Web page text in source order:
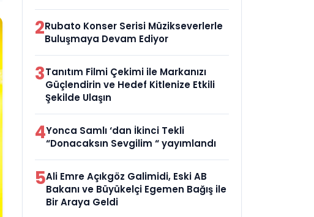
2Rubato Konser Serisi Müzikseverlerle
Buluşmaya Devam Ediyor
3Tanıtım Filmi Çekimi ile Markanızı
Güçlendirin ve Hedef Kitlenize Etkili
Şekilde Ulaşın
4Yonca Samlı ‘dan İkinci Tekli
“Donacaksın Sevgilim “ yayımlandı
5Ali Emre Açıkgöz Galimidi, Eski AB
Bakanı ve Büyükelçi Egemen Bağış ile
Bir Araya Geldi